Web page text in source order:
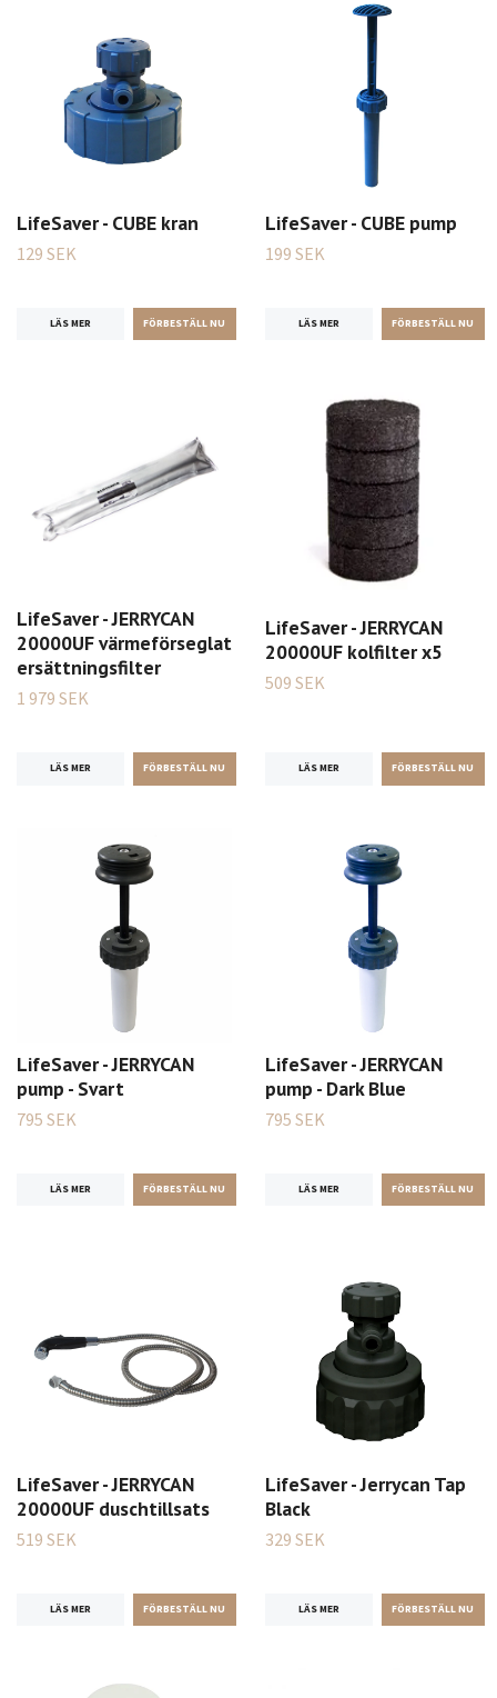
LifeSaver - CUBE kran
129 SEK
LÄS MER
LifeSaver - CUBE pump
199 SEK
LÄS MER
LifeSaver - JERRYCAN
20000UF värmeförseglat
ersättningsfilter
1 979 SEK
LÄS MER
LifeSaver - JERRYCAN
20000UF kolfilter x5
509 SEK
LÄS MER
LifeSaver - JERRYCAN
pump - Svart
795 SEK
LÄS MER
LifeSaver - JERRYCAN
pump - Dark Blue
795 SEK
LÄS MER
LifeSaver - JERRYCAN
20000UF duschtillsats
519 SEK
LÄS MER
LifeSaver - Jerrycan Tap
Black
329 SEK
LÄS MER